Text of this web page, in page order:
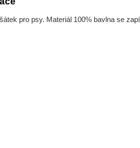
pro psy. Materiál 100% bavlna se